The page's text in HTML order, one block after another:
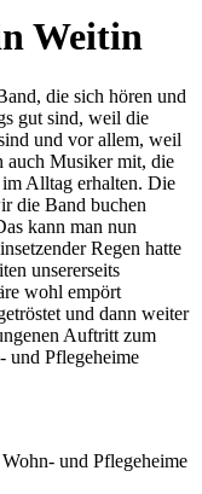
Weitin
die sich hören und
gut sind, weil die
und vor allem, weil
auch Musiker mit, die
Alltag erhalten. Die
die Band buchen
kann man nun
Regen hatte
unsererseits
wohl empört
und dann weiter
Auftritt zum
und Pflegeheime
und Pflegeheime